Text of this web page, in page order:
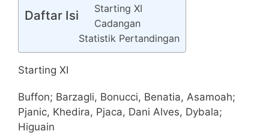
Daftar Isi
Starting XI
Cadangan
Statistik Pertandingan
Starting XI
Buffon; Barzagli, Bonucci, Benatia, Asamoah;
Pjanic, Khedira, Pjaca, Dani Alves, Dybala;
Higuain